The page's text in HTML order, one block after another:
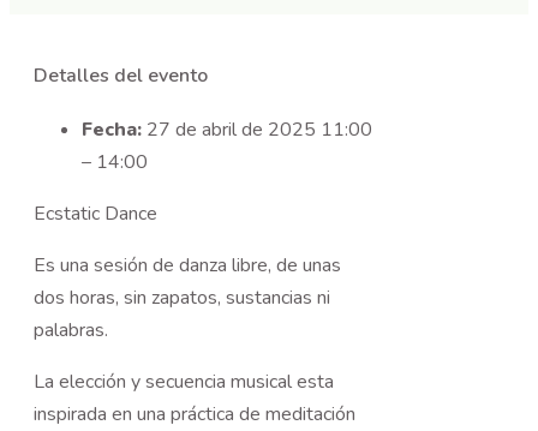
Detalles del evento
Fecha: 27 de abril de 2025 11:00
– 14:00
Ecstatic Dance
Es una sesión de danza libre, de unas
dos horas, sin zapatos, sustancias ni
palabras.
La elección y secuencia musical esta
inspirada en una práctica de meditación